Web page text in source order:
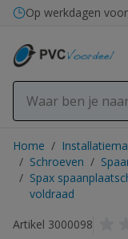
Ga naar de inhoud
Op werkdagen
Home /
/ Schroeven /
/ Spax
voldraad
Artikel 3000098